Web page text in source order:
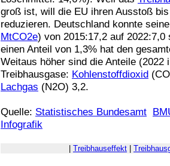
groß ist, will die EU ihren Ausstoß
reduzieren. Deutschland konnte
MtCO2e) von 2015:17,2 auf
einen Anteil von 1,3% hat den
Weitaus höher sind die Anteile (2022
Treibhausgase: Kohlenstoffdioxid
Lachgas (N2O) 3,2.
Quelle: Statistisches Bundesamt
Infografik
Treibhauseffekt